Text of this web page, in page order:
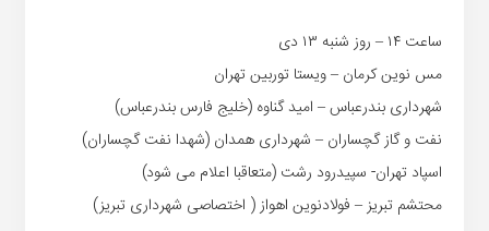
ساعت ۱۴ – روز شنبه ۱۳ دی
مس نوین کرمان – ویستا توربین تهران
شهرداری بندرعباس – امید گناوه (خلیج فارس بندرعباس)
نفت و گاز گچساران – شهرداری همدان (شهدا نفت گچساران)
اسپاد تهران- سپیدرود رشت (متعاقبا اعلام می شود)
محتشم تبریز – فولادنوین اهواز ( اختصاصی شهرداری تبریز)